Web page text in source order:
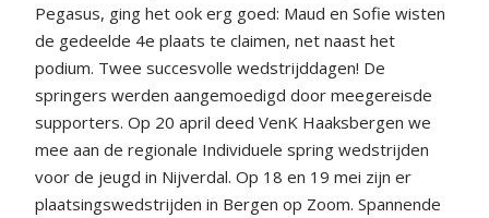
Pegasus, ging het ook erg goed: Maud en Sofie wisten
de gedeelde 4e plaats te claimen, net naast het
podium. Twee succesvolle wedstrijddagen! De
springers werden aangemoedigd door meegereisde
supporters. Op 20 april deed VenK Haaksbergen we
mee aan de regionale Individuele spring wedstrijden
voor de jeugd in Nijverdal. Op 18 en 19 mei zijn er
plaatsingswedstrijden in Bergen op Zoom. Spannende